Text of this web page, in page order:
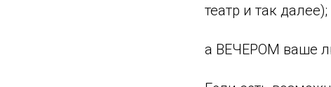
театр и так далее);
а ВЕЧЕРОМ ваше